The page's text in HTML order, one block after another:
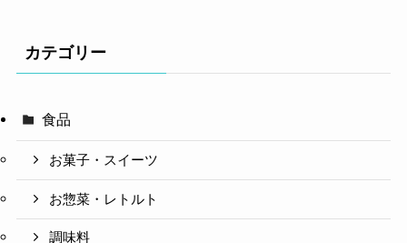
カテゴリー
食品
お菓子・スイーツ
お惣菜・レトルト
調味料